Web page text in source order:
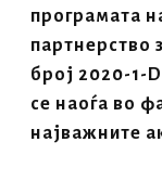
програмата
партнерство
број 2020-1-
се наоѓа во
најважните